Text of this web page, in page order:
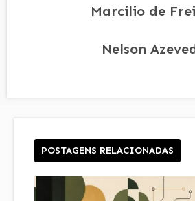
Marcilio de
Nelson
POSTAGENS RELACIONADAS